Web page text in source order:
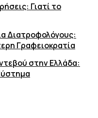
Γιατί το
Διατροφολόγους:
Γραφειοκρατία
στην Ελλάδα: